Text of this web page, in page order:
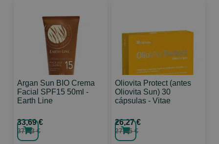
Argan Sun BIO Crema
Facial SPF15 50ml -
Earth Line
33,69 €
37,43 €
Oliovita Protect (antes
Oliovita Sun) 30
cápsulas - Vitae
26,27 €
27,65 €